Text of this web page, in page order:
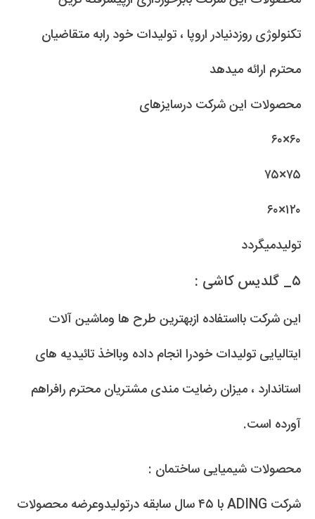
تکنولوژی روزدنیادر اروپا ، تولیدات خود رابه متقاضیان
محترم ارائه میدهد
محصولات این شرکت درسایزهای
۶۰×۶۰
۷۵×۷۵
۱۲۰×۶۰
تولیدمیگردد
۵_ گلدیس کاشی :
این شرکت بااستفاده ازبهترین طرح ها وماشین آلات
ایتالیایی تولیدات خودرا انجام داده وبااخذ تائیدیه های
استاندارد ، میزان رضایت مندی مشتریان محترم رافراهم
آورده است.
محصولات شیمیایی ساختمان :
شرکت ADING با ۴۵ سال سابقه درتولیدوعرضه محصولات